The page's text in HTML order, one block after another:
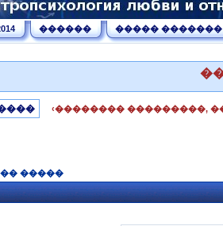
������ ����� �������
‹�������� ���������,
�����